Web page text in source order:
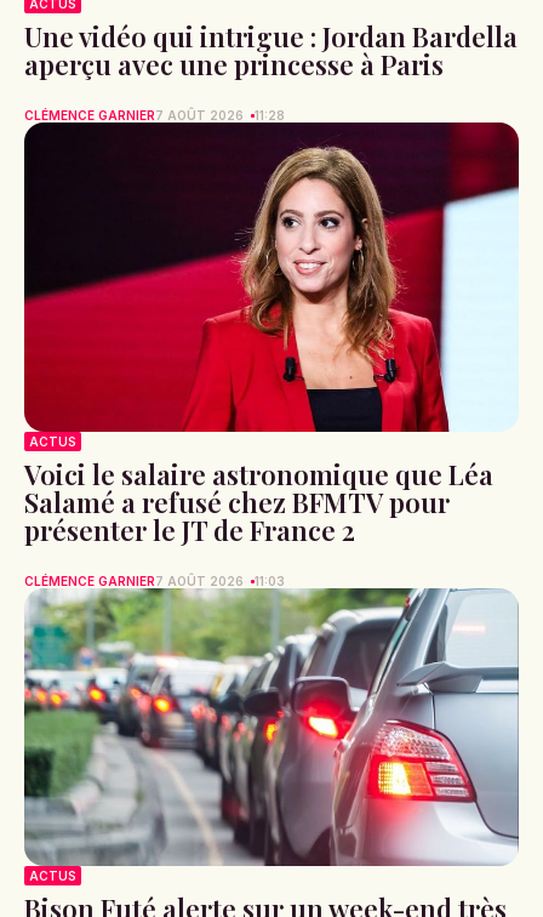
ACTUS
Une vidéo qui intrigue : Jordan Bardella
aperçu avec une princesse à Paris
CLÉMENCE GARNIER7 AOÛT 2026 11:28
ACTUS
Voici le salaire astronomique que Léa
Salamé a refusé chez BFMTV pour
présenter le JT de France 2
CLÉMENCE GARNIER7 AOÛT 2026 11:03
ACTUS
Bison Futé alerte sur un week-end très